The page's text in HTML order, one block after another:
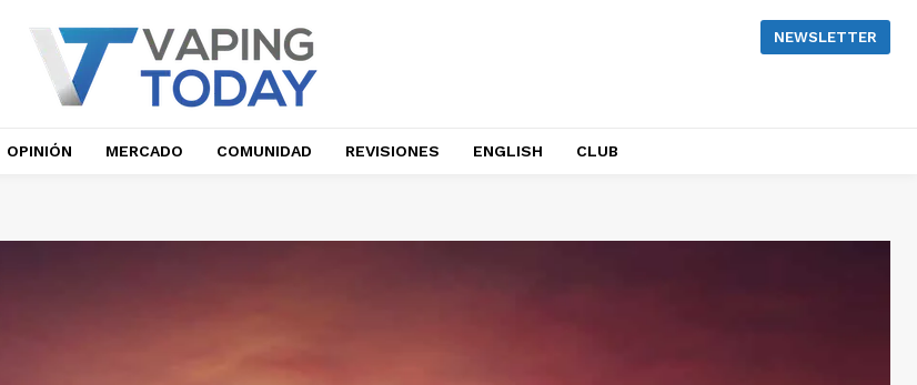
NEWSLETTER
OPINIÓN MERCADO COMUNIDAD REVISIONES ENGLISH CLUB